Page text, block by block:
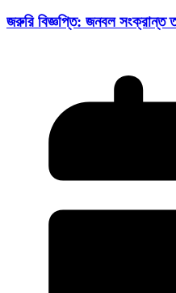
জরুরি বিজ্ঞপ্তি: জনবল সংক্রান্ত